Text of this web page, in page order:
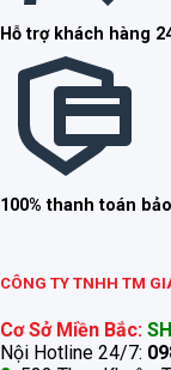
Hỗ trợ khách hàng
100% thanh toán
CÔNG TY TNHH TM
Cơ Sở Miền Bắc:
Nội Hotline 24/7: